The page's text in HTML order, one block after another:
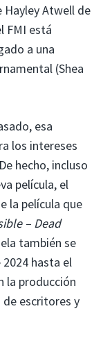
Hayley Atwell de
FMI está
a una
(Shea
esa
los intereses
hecho, incluso
película, el
la película que
– Dead
también se
hasta el
la producción
escritores y